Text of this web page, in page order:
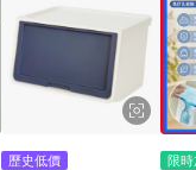
歷史低價 限